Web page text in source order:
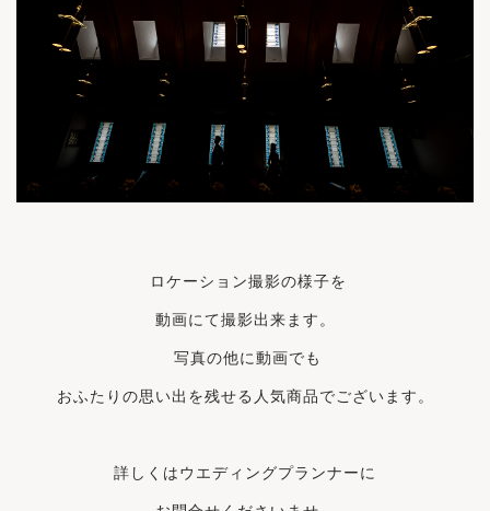
ロケーション撮影の様子を
動画にて撮影出来ます。
写真の他に動画でも
おふたりの思い出を残せる 人気商品でございます。
詳しくはウエディングプランナーに